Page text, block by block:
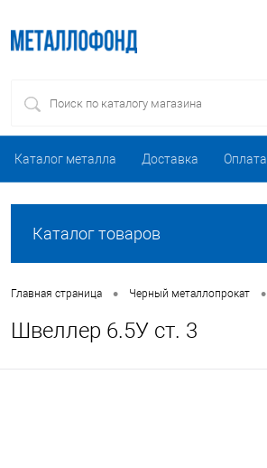
Каталог металла Доставка Оплата
Каталог товаров
Главная страница • Черный металлопрокат •
Швеллер 6.5У ст. 3